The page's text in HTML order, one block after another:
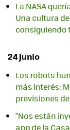
La NASA
Una cultura
consiguiendo
24 junio
Los robots
más interés:
previsiones
"Nos están
app de la